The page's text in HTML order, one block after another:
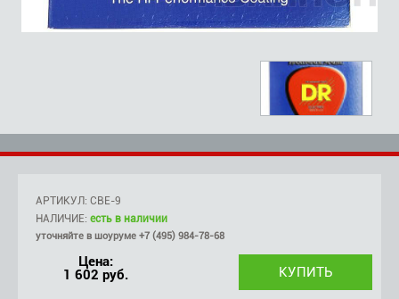
АРТИКУЛ: CBE-9
НАЛИЧИЕ: есть в наличии
уточняйте в шоуруме +7 (495) 984-78-68
Цена:
1 602 руб.